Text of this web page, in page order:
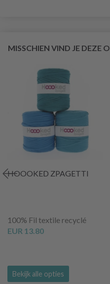
MISSCHIEN VIND JE DEZE
HOOOKED ZPAGETTI
100% Fil textile recyclé
EUR 13.80
Bekijk alle opties